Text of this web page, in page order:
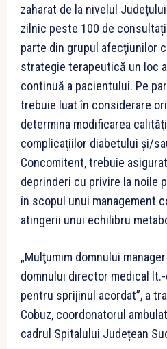
zaharat de la nivelul
zilnic peste 100 de
parte din grupul afecţiunilor
strategie terapeutică un loc
continuă a pacientului. Pe
trebuie luat în considerare
determina modificarea
complicaţiilor diabetului şi/
Concomitent, trebuie
deprinderi cu privire la noile
în scopul unui management
atingerii unui echilibru
„Mulţumim domnului
domnului director medical
pentru sprijinul acordat”, a
Cobuz, coordonatorul
cadrul Spitalului Județean